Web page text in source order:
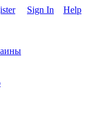
Sign In Help